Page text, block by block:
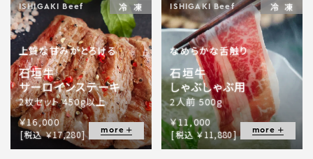
ISHIGAKI Beef 冷凍
上質な甘みがとろける
石垣牛
サーロインステーキ
2枚セット 450g以上
￥16,000
[税込 ￥17,280] more
ISHIGAKI Beef 冷凍
なめらかな舌触り
石垣牛
しゃぶしゃぶ用
2人前 500g
￥11,000
[税込 ￥11,880] more